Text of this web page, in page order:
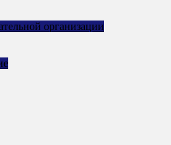
организации